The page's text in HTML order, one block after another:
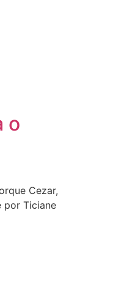
o
Cezar,
por Ticiane